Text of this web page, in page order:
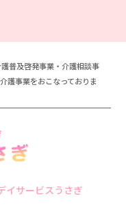
普及啓発事業・介護相談事
護事業をおこなっておりま
イサービスうさぎ